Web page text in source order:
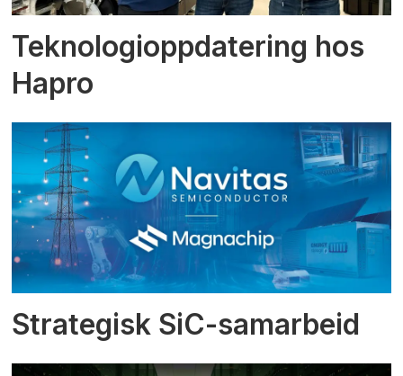
Teknologioppdatering hos
Hapro
Strategisk SiC-samarbeid